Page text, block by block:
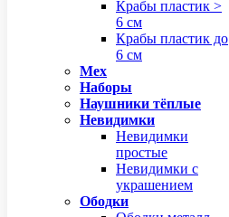
Крабы пластик >
6 см
Крабы пластик до
6 см
Мех
Наборы
Наушники тёплые
Невидимки
Невидимки
простые
Невидимки с
украшением
Ободки